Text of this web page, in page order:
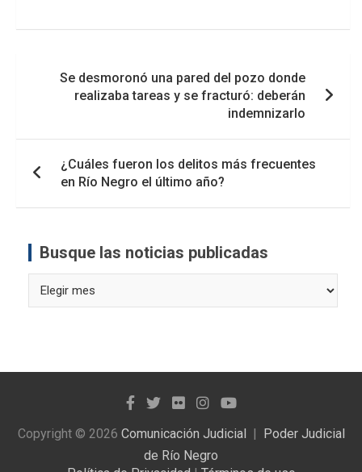
entradas
Se desmoronó una pared del pozo donde
realizaba tareas y se fracturó: deberán
indemnizarlo
¿Cuáles fueron los delitos más frecuentes
en Río Negro el último año?
Busque las noticias publicadas
las
Copyright © 2026 Comunicación Judicial
Poder Judicial
de Río Negro